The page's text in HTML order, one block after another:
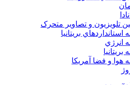
تلويزيون و تصاوير متحرک
بريتانيا
انرژي
هوا و فضا آمريکا